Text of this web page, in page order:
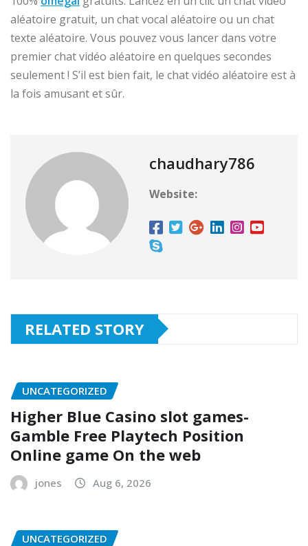
aléatoire gratuit, un chat vocal aléatoire ou un chat
texte aléatoire. Vous pouvez vous lancer dans votre
premier chat vidéo aléatoire en quelques secondes
seulement ! S’il est bien fait, le chat vidéo aléatoire est à
la fois amusant et sûr.
chaudhary786
Website:
RELATED STORY
UNCATEGORIZED
Higher Blue Casino slot games-
Gamble Free Playtech Position
Online game On the web
jones Aug 6, 2026
UNCATEGORIZED